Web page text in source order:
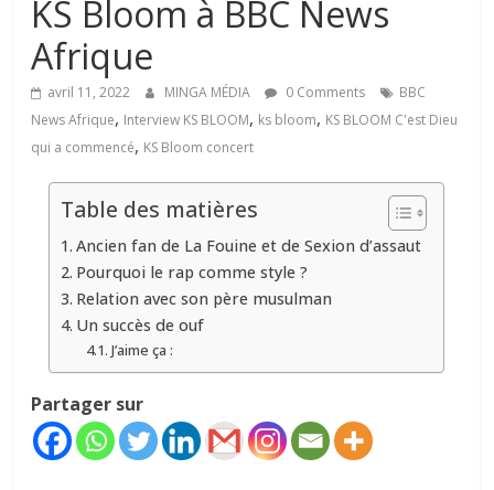
KS Bloom à BBC News
Afrique
avril 11, 2022 MINGA MÉDIA 0 Comments
BBC
News Afrique, Interview KS BLOOM, ks bloom, KS BLOOM C'est Dieu
qui a commencé, KS Bloom concert
Table des matières
Ancien fan de La Fouine et de Sexion d’assaut
Pourquoi le rap comme style ?
Relation avec son père musulman
Un succès de ouf
J’aime ça :
Partager sur